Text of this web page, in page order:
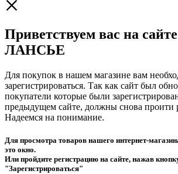
Приветствуем вас на сайте
ЛАНСЬЕ
Для покупок в нашем магазине вам
зарегистрироваться. Так как сайт был
покупатели которые были
предыдущем сайте, должны снова проити
Надеемся на понимание.
Для просмотра товаров нашего интернет-
это окно.
Или пройдите регистрацию на сайте, нажав
"Зарегистрироваться"